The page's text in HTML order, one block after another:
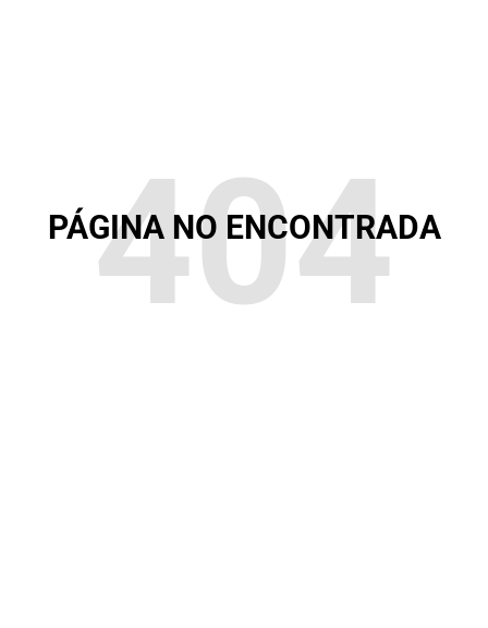
404
PÁGINA NO ENCONTRADA